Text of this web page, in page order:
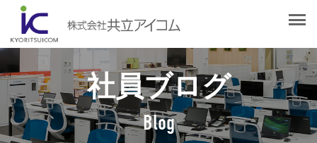
社員ブログ
Blog
会社概要
社長挨拶
企業理念
沿革
認証取得
選ばれる理由
サービス紹介
Web制作・ホームページ制作